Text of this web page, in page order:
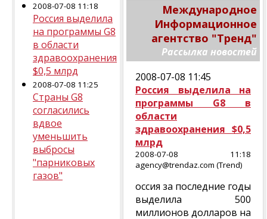
2008-07-08 11:18
Россия выделила
на программы G8
в области
здравоохранения
$0,5 млрд
2008-07-08 11:25
Страны G8
согласились
вдвое
уменьшить
выбросы
"парниковых
газов"
Международное
Информационное
агентство "Тренд"
Рассылка новостей
2008-07-08 11:45
Россия выделила на
программы G8 в
области
здравоохранения $0,5
млрд
2008-07-08 11:18
agency@trendaz.com (Trend)
оссия за последние годы
выделила 500
миллионов долларов на